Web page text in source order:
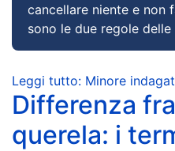
cancellare niente e non
sono le due regole delle
Leggi tutto: Minore
Differenza
querela: i